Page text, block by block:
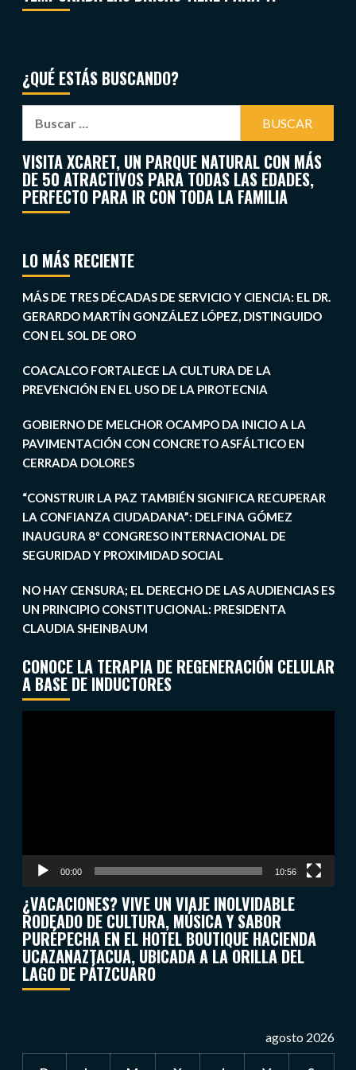
¿QUÉ ESTÁS BUSCANDO?
VISITA XCARET, UN PARQUE NATURAL CON MÁS
DE 50 ATRACTIVOS PARA TODAS LAS EDADES,
PERFECTO PARA IR CON TODA LA FAMILIA
LO MÁS RECIENTE
MÁS DE TRES DÉCADAS DE SERVICIO Y CIENCIA: EL DR.
GERARDO MARTÍN GONZÁLEZ LÓPEZ, DISTINGUIDO
CON EL SOL DE ORO
COACALCO FORTALECE LA CULTURA DE LA
PREVENCIÓN EN EL USO DE LA PIROTECNIA
GOBIERNO DE MELCHOR OCAMPO DA INICIO A LA
PAVIMENTACIÓN CON CONCRETO ASFÁLTICO EN
CERRADA DOLORES
“CONSTRUIR LA PAZ TAMBIÉN SIGNIFICA RECUPERAR
LA CONFIANZA CIUDADANA”: DELFINA GÓMEZ
INAUGURA 8º CONGRESO INTERNACIONAL DE
SEGURIDAD Y PROXIMIDAD SOCIAL
NO HAY CENSURA; EL DERECHO DE LAS AUDIENCIAS ES
UN PRINCIPIO CONSTITUCIONAL: PRESIDENTA
CLAUDIA SHEINBAUM
CONOCE LA TERAPIA DE REGENERACIÓN CELULAR
A BASE DE INDUCTORES
00:00 10:56
¿VACACIONES? VIVE UN VIAJE INOLVIDABLE
RODEADO DE CULTURA, MÚSICA Y SABOR
PURÉPECHA EN EL HOTEL BOUTIQUE HACIENDA
UCAZANAZTACUA, UBICADA A LA ORILLA DEL
LAGO DE PÁTZCUARO
agosto 2026